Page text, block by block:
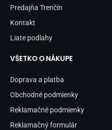
Predajňa Trenčín
Kontakt
Liate podlahy
VŠETKO O NÁKUPE
Doprava a platba
Obchodné podmienky
Reklamačné podmienky
Reklamačný formulár